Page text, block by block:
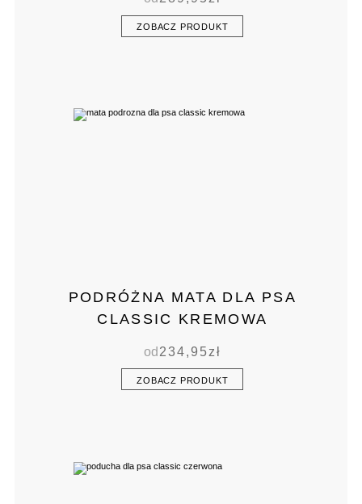
ZOBACZ PRODUKT
PODRÓŻNA MATA DLA PSA
CLASSIC KREMOWA
od234,95zł
ZOBACZ PRODUKT